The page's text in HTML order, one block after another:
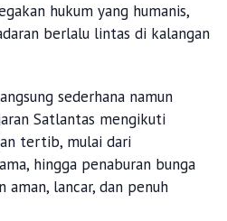
hukum yang humanis,
berlalu lintas di kalangan
sederhana namun
Satlantas mengikuti
tertib, mulai dari
hingga penaburan bunga
lancar, dan penuh